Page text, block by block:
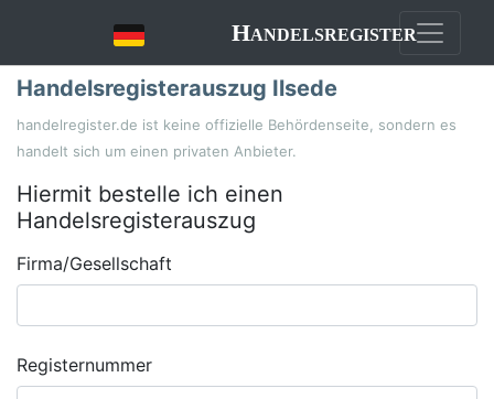
Handelsregister
Handelsregisterauszug Ilsede
handelregister.de ist keine offizielle Behördenseite, sondern es
handelt sich um einen privaten Anbieter.
Hiermit bestelle ich einen
Handelsregisterauszug
Firma/Gesellschaft
Registernummer